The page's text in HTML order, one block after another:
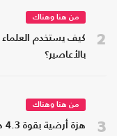
2
من هنا وهناك
كيف يستخدم
بالأعاصير؟
3
من هنا وهناك